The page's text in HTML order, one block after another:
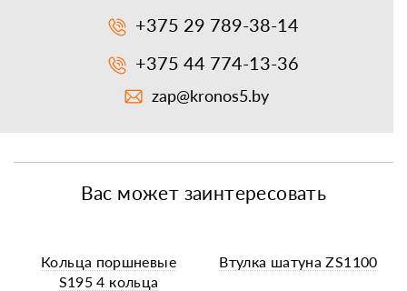
+375 29 789-38-14
+375 44 774-13-36
zap@kronos5.by
Вас может заинтересовать
Кольца поршневые
S195 4 кольца
Втулка шатуна ZS1100